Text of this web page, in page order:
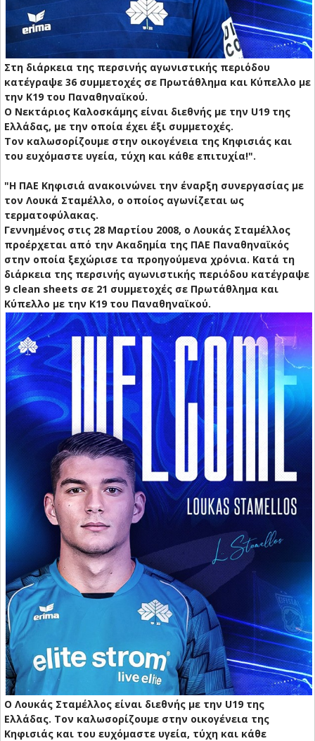
Στη διάρκεια της περσινής αγωνιστικής περιόδου
κατέγραψε 36 συμμετοχές σε Πρωτάθλημα και Κύπελλο με
την Κ19 του Παναθηναϊκού.
Ο Νεκτάριος Καλοσκάμης είναι διεθνής με την U19 της
Ελλάδας, με την οποία έχει έξι συμμετοχές.
Τον καλωσορίζουμε στην οικογένεια της Κηφισιάς και
του ευχόμαστε υγεία, τύχη και κάθε επιτυχία!".
"Η ΠΑΕ Κηφισιά ανακοινώνει την έναρξη συνεργασίας με
τον Λουκά Σταμέλλο, ο οποίος αγωνίζεται ως
τερματοφύλακας.
Γεννημένος στις 28 Μαρτίου 2008, ο Λουκάς Σταμέλλος
προέρχεται από την Ακαδημία της ΠΑΕ Παναθηναϊκός
στην οποία ξεχώρισε τα προηγούμενα χρόνια. Κατά τη
διάρκεια της περσινής αγωνιστικής περιόδου κατέγραψε
9 clean sheets σε 21 συμμετοχές σε Πρωτάθλημα και
Κύπελλο με την Κ19 του Παναθηναϊκού.
Ο Λουκάς Σταμέλλος είναι διεθνής με την U19 της
Ελλάδας. Τον καλωσορίζουμε στην οικογένεια της
Κηφισιάς και του ευχόμαστε υγεία, τύχη και κάθε